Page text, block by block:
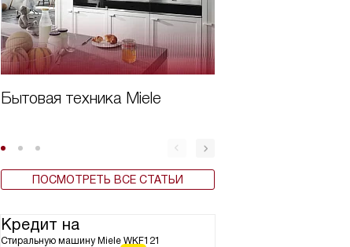
Бытовая техника Miele
ПОСМОТРЕТЬ ВСЕ СТАТЬИ
Кредит на
Стиральную машину Miele WKF121